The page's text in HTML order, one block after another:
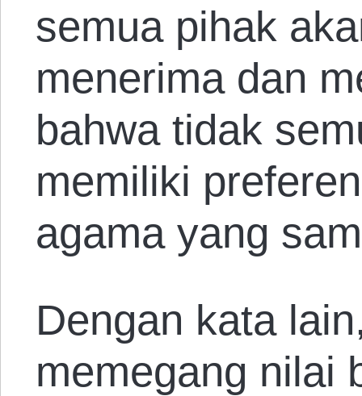
semua pihak
menerima dan
bahwa tidak
memiliki
agama yang
Dengan kata
memegang nilai